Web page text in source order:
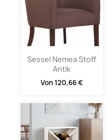
Sessel Nemea Stoff
Antik
Von120,66 €